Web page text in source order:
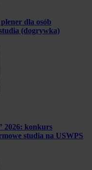
dla osób
(dogrywka)
2026: konkurs
studia na USWPS